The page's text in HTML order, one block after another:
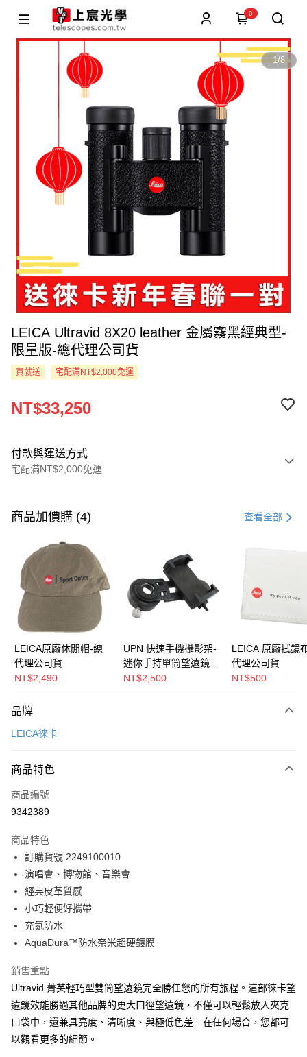
0
1/8
LEICA Ultravid 8X20 leather 金屬霧黑經典型-
限量版-總代理公司貨
買就送 宅配滿NT$2,000免運
NT$33,250
付款與運送方式
宅配滿NT$2,000免運
信用卡一次付款
Apple Pay
ATM付款
運送方式
郵寄到府(台灣本島適用)
每筆NT$100，滿NT$2,000(含以上)免運費
每筆NT$180，滿NT$2,000(含以上)免運費
商品加價購 (4) 查看全部
LEICA原廠休閒帽-總
代理公司貨
NT$2,490
UPN 快速手機攝影架-
迷你手持單筒望遠鏡專
用-尺寸吻合、焦距精
NT$2,500
LEICA 原廠拭鏡
代理公司貨
NT$500
品牌
LEICA徠卡
商品特色
商品編號
9342389
商品特色
訂購貨號 2249100010
演唱會、博物館、音樂會
經典皮革質感
小巧輕便好攜帶
充氮防水
AquaDura™防水奈米超硬鍍膜
銷售重點
Ultravid 菁英輕巧型雙筒望遠鏡完全勝任您的所有旅程。這部徠卡望
遠鏡效能勝過其他品牌的更大口徑望遠鏡，不僅可以輕鬆放入夾克
口袋中，還兼具亮度、清晰度、與極低色差。在任何場合，您都可
以觀看更多的細節。